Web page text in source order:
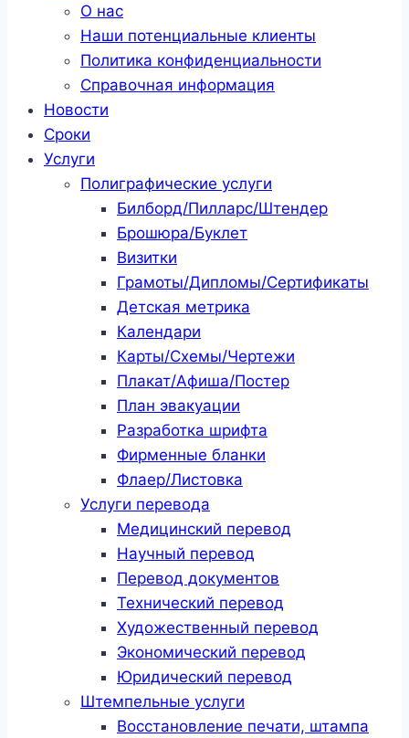
О нас
Наши потенциальные клиенты
Политика конфиденциальности
Справочная информация
Новости
Сроки
Услуги
Полиграфические услуги
Билборд/Пилларс/Штендер
Брошюра/Буклет
Визитки
Грамоты/Дипломы/Сертификаты
Детская метрика
Календари
Карты/Схемы/Чертежи
Плакат/Афиша/Постер
План эвакуации
Разработка шрифта
Фирменные бланки
Флаер/Листовка
Услуги перевода
Медицинский перевод
Научный перевод
Перевод документов
Технический перевод
Художественный перевод
Экономический перевод
Юридический перевод
Штемпельные услуги
Восстановление печати, штампа